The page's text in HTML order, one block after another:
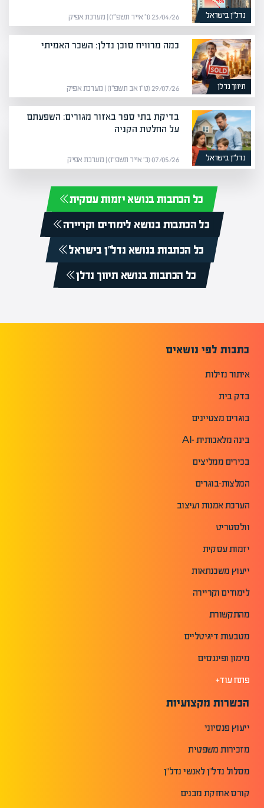
נדל”ן בישראל 23/04/26 (ו׳ אייר תשפ״ו) | מערכת אפיק
תיווך נדלן
כמה מרוויח סוכן נדלן: השכר האמיתי
29/07/26 (ט״ו אב תשפ״ו) | מערכת אפיק
נדל”ן בישראל
בדיקת בתי ספר באזור מגורים: השפעתם
על החלטת הקניה
07/05/26 (כ׳ אייר תשפ״ו) | מערכת אפיק
כל הכתבות בנושא יזמות עסקית
כל הכתבות בנושא לימודים וקריירה
כל הכתבות בנושא נדל”ן בישראל
כל הכתבות בנושא תיווך נדלן
כתבות לפי נושאים
איתור נזילות
בדק בית
בוגרים מצטיינים
בינה מלאכותית -AI
בכירים ממליצים
המלצות-בוגרים
הערכת אמנות ועיצוב
וולסטריט
יזמות עסקית
ייעוץ משכנתאות
לימודים וקריירה
מהתקשורת
מטבעות דיגיטליים
מימון ופיננסים
פתח עוד+
הכשרות מקצועיות
ייעוץ פנסיוני
מזכירות משפטית
מסלול נדל"ן לאנשי נדל"ן
קורס אחזקת מבנים